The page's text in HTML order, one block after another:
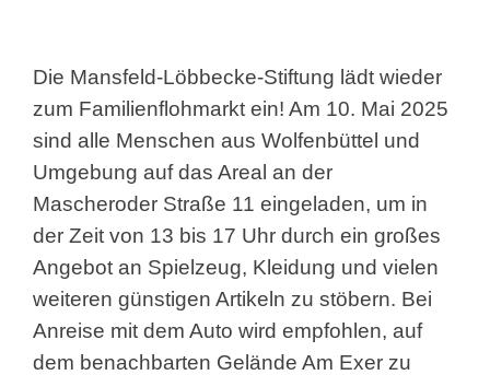
Die Mansfeld-Löbbecke-Stiftung lädt wieder
zum Familienflohmarkt ein! Am 10. Mai 2025
sind alle Menschen aus Wolfenbüttel und
Umgebung auf das Areal an der
Mascheroder Straße 11 eingeladen, um in
der Zeit von 13 bis 17 Uhr durch ein großes
Angebot an Spielzeug, Kleidung und vielen
weiteren günstigen Artikeln zu stöbern. Bei
Anreise mit dem Auto wird empfohlen, auf
dem benachbarten Gelände Am Exer zu